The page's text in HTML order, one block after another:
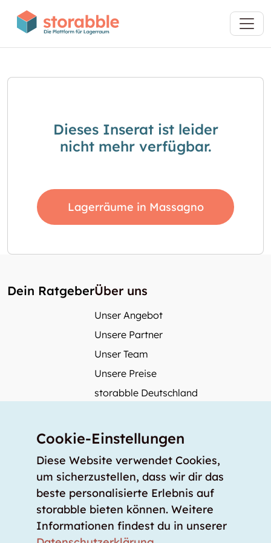
Dieses Inserat ist leider
nicht mehr verfügbar.
Lagerräume in Massagno
Dein RatgeberÜber uns
Unser Angebot
Unsere Partner
Unser Team
Unsere Preise
storabble Deutschland
Mehr über storabble
Medienbeiträge
Wie gross muss ein Lagerraum sein?
Was kostet ein Lagerraum?
Für Lageranbieter
Cookie-Einstellungen
Diese Website verwendet Cookies,
um sicherzustellen, dass wir dir das
beste personalisierte Erlebnis auf
storabble bieten können. Weitere
Informationen findest du in unserer